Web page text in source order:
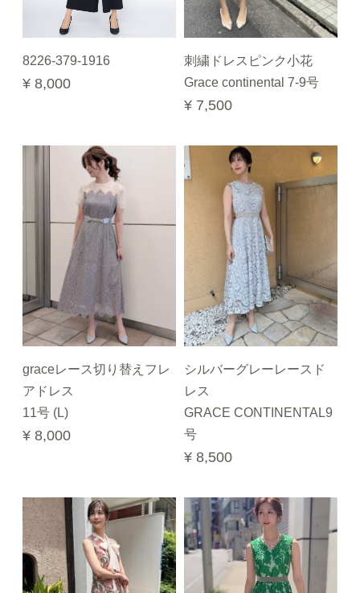
8226-379-1916
¥ 8,000
刺繍ドレスピンク小花
Grace continental 7-9号
¥ 7,500
graceレース切り替えフレ
アドレス
11号 (L)
¥ 8,000
シルバーグレーレースド
レス
GRACE CONTINENTAL9
号
¥ 8,500